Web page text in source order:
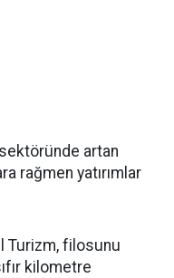
sektöründe artan
rağmen yatırımlar
Turizm, filosunu
kilometre